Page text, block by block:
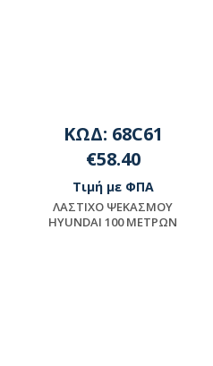
ΚΩΔ: 68C61
€58.40
Τιμή με ΦΠΑ
ΛAΣTIXO ΨEKAΣMOY
HYUNDAI 100 METPΩN